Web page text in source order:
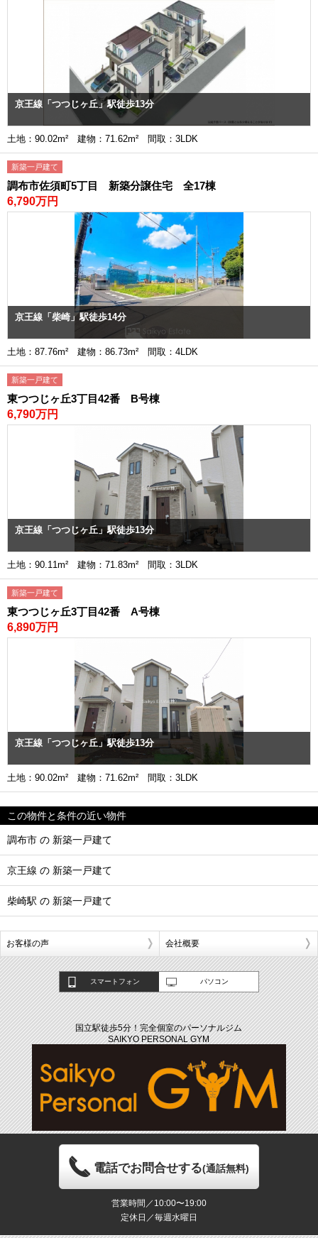
京王線「つつじヶ丘」駅徒歩13分
土地：90.02m² 建物：71.62m² 間取：3LDK
新築一戸建て
調布市佐須町5丁目 新築分譲住宅 全17棟
6,790万円
京王線「柴崎」駅徒歩14分
土地：87.76m² 建物：86.73m² 間取：4LDK
新築一戸建て
東つつじヶ丘3丁目42番 B号棟
6,790万円
京王線「つつじヶ丘」駅徒歩13分
土地：90.11m² 建物：71.83m² 間取：3LDK
新築一戸建て
東つつじヶ丘3丁目42番 A号棟
6,890万円
京王線「つつじヶ丘」駅徒歩13分
土地：90.02m² 建物：71.62m² 間取：3LDK
この物件と条件の近い物件
調布市 の 新築一戸建て
京王線 の 新築一戸建て
柴崎駅 の 新築一戸建て
お客様の声 会社概要
スマートフォン パソコン
国立駅徒歩5分！完全個室のパーソナルジム
SAIKYO PERSONAL GYM
電話でお問合せする(通話無料)
営業時間／10:00〜19:00
定休日／毎週水曜日